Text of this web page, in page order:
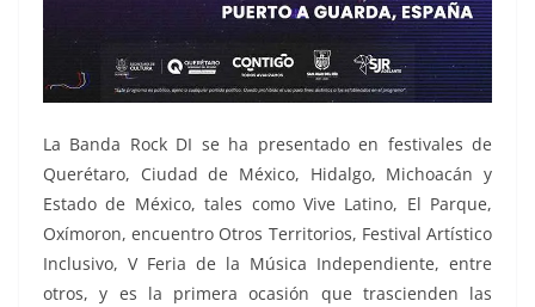
La Banda Rock DI se ha presentado en festivales de
Querétaro, Ciudad de México, Hidalgo, Michoacán y
Estado de México, tales como Vive Latino, El Parque,
Oxímoron, encuentro Otros Territorios, Festival Artístico
Inclusivo, V Feria de la Música Independiente, entre
otros, y es la primera ocasión que trascienden las